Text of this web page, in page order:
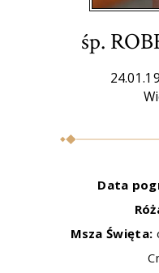
śp.
Data
Msza Święta: